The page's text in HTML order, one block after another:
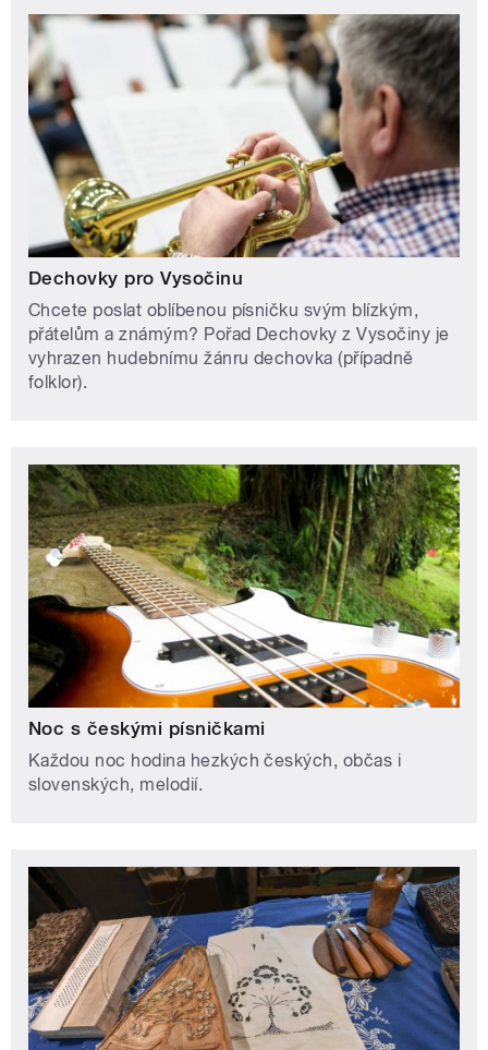
Dechovky pro Vysočinu
Chcete poslat oblíbenou písničku svým blízkým,
přátelům a známým? Pořad Dechovky z Vysočiny je
vyhrazen hudebnímu žánru dechovka (případně
folklor).
Noc s českými písničkami
Každou noc hodina hezkých českých, občas i
slovenských, melodií.